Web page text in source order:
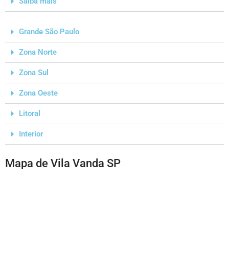
Grande São Paulo
Zona Norte
Zona Sul
Zona Oeste
Litoral
Interior
Mapa de Vila Vanda SP